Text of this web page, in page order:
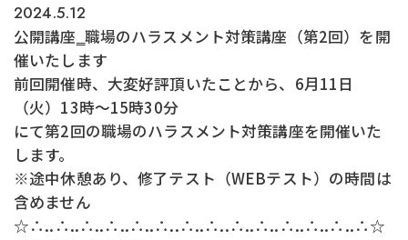
2024.5.12
公開講座‗職場のハラスメント対策講座（第2回）を開
催いたします
前回開催時、大変好評頂いたことから、6月11日
（火）13時～15時30分
にて第2回の職場のハラスメント対策講座を開催いた
します。
※途中休憩あり、修了テスト（WEBテスト）の時間は
含めません
☆∴..∴..∴..∴..∴..∴..∴..∴..∴..∴..∴..∴..∴..∴☆